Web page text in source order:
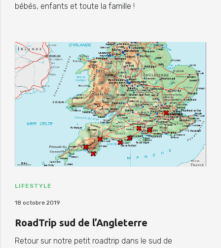
bébés, enfants et toute la famille !
LIFESTYLE
18 octobre 2019
RoadTrip sud de l’Angleterre
Retour sur notre petit roadtrip dans le sud de